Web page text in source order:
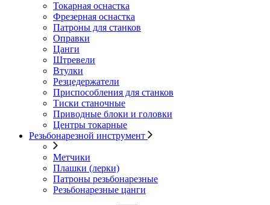
Токарная оснастка
Фрезерная оснастка
Патроны для станков
Оправки
Цанги
Штревели
Втулки
Резцедержатели
Приспособления для станков
Тиски станочные
Приводные блоки и головки
Центры токарные
Резьбонарезной инструмент
Метчики
Плашки (лерки)
Патроны резьбонарезные
Резьбонарезные цанги